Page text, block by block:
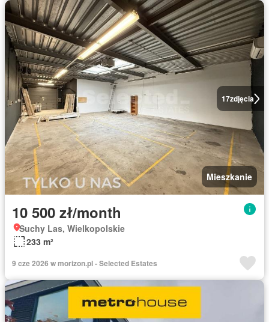
17zdjęcia
Mieszkanie
10 500 zł/month
Suchy Las, Wielkopolskie
233 m²
9 cze 2026 w morizon.pl - Selected Estates